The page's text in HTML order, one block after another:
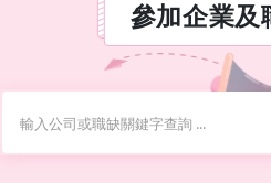
參加企業及
關鍵字